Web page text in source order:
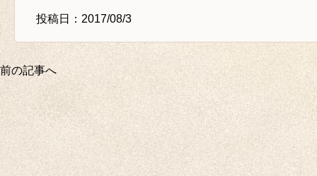
投稿日：2017/08/3
前の記事へ